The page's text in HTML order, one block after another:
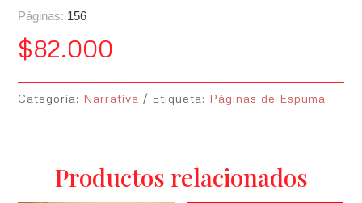
Páginas: 156
$82.000
Categoría: Narrativa Etiqueta: Páginas de Espuma
Productos relacionados